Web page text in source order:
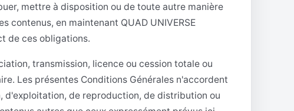
mettre à disposition ou de toute autre manière
en maintenant QUAD UNIVERSE
de ces obligations.
transmission, licence ou cession totale ou
Les présentes Conditions Générales n'accordent
de reproduction, de distribution ou